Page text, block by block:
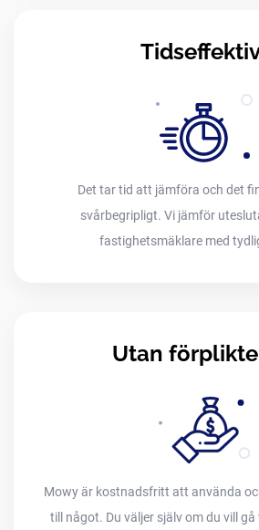
Det tar tid att jämföra och det
svårbegripligt. Vi jämför
fastighetsmäklare med
Utan
Mowy är kostnadsfritt att använda
till något. Du väljer själv om du vill